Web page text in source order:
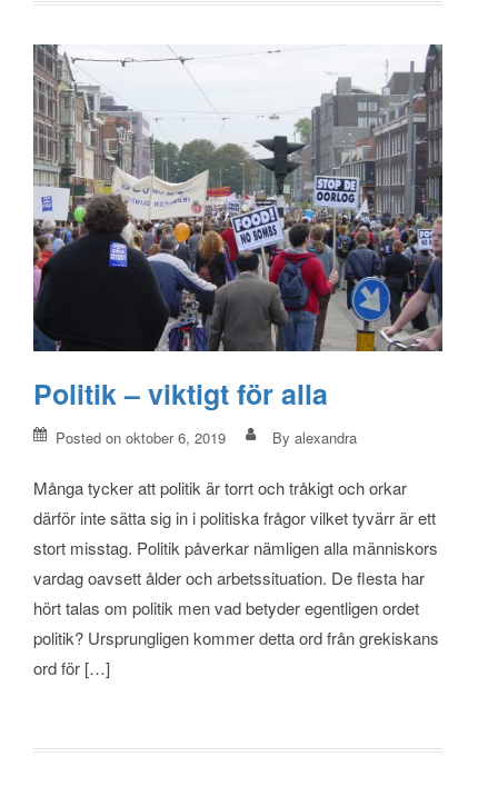
Politik – viktigt för alla
Posted on oktober 6, 2019 By alexandra
Många tycker att politik är torrt och tråkigt och orkar
därför inte sätta sig in i politiska frågor vilket tyvärr är ett
stort misstag. Politik påverkar nämligen alla människors
vardag oavsett ålder och arbetssituation. De flesta har
hört talas om politik men vad betyder egentligen ordet
politik? Ursprungligen kommer detta ord från grekiskans
ord för […]